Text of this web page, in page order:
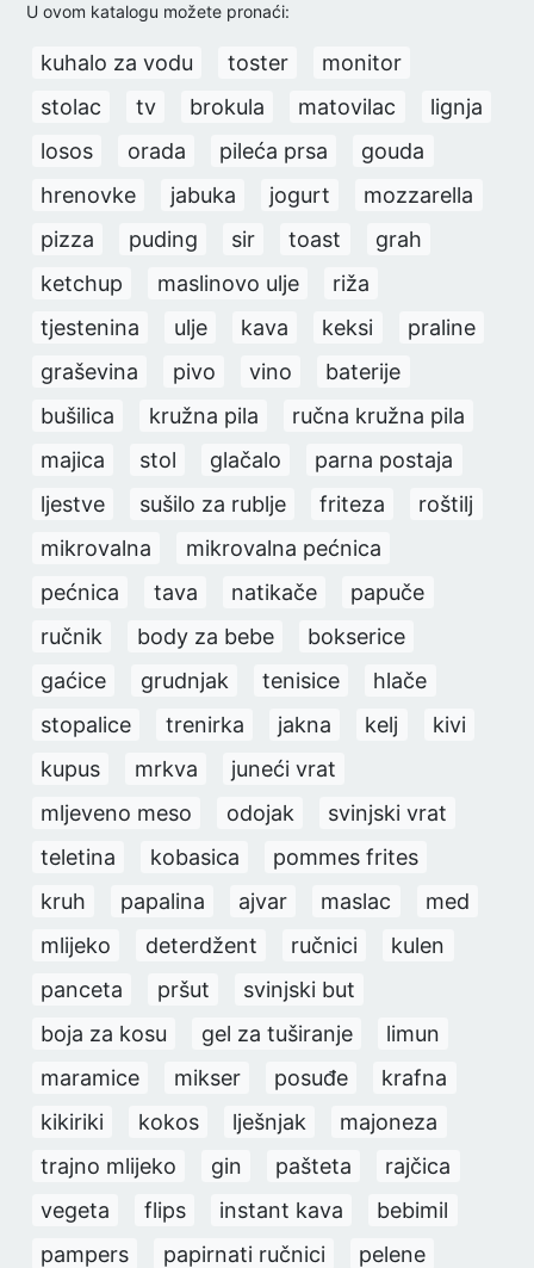
U ovom katalogu možete pronaći:
kuhalo za vodu toster
monitor
stolac
tv brokula matovilac
lignja
losos
orada pileća prsa
gouda
hrenovke
jabuka jogurt
mozzarella
pizza
puding sir toast
grah
ketchup
maslinovo ulje
riža
tjestenina
ulje kava keksi
praline
graševina
pivo vino
baterije
bušilica
kružna pila
ručna kružna pila
majica
stol glačalo
parna postaja
ljestve
sušilo za rublje friteza
roštilj
mikrovalna
mikrovalna pećnica
pećnica
tava natikače
papuče
ručnik
body za bebe
bokserice
gaćice
grudnjak tenisice
hlače
stopalice
trenirka jakna kelj
kivi
kupus
mrkva
juneći vrat
mljeveno meso
odojak
svinjski vrat
teletina
kobasica
pommes frites
kruh
papalina ajvar maslac
med
mlijeko
deterdžent ručnici
kulen
panceta
pršut
svinjski but
boja za kosu
gel za tuširanje
limun
maramice
mikser posuđe
krafna
kikiriki
kokos lješnjak
majoneza
trajno mlijeko
gin pašteta
rajčica
vegeta
flips instant kava
bebimil
pampers
papirnati ručnici
pelene